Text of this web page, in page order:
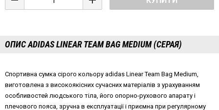
ОПИС ADIDAS LINEAR TEAM BAG MEDIUM (СЕРАЯ)
Спортивна сумка сірого кольору adidas Linear Team Bag Medium,
виготовлена з високоякісних сучасних матеріалів з урахуванням
особливостей людського тіла, його опорно-рухового апарату і
плечового пояса, зручна в експлуатації і приємна при регулярному